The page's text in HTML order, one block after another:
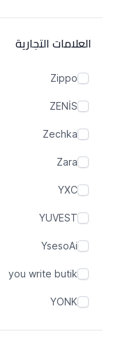
Grey
Green
Gold
Color Map
Brown
Blue
Black
Beige
العلامات التجارية
Zippo
ZENİS
Zechka
Zara
YXC
YUVEST
YsesoAi
you write butik
YONK
YONEZ FASHION